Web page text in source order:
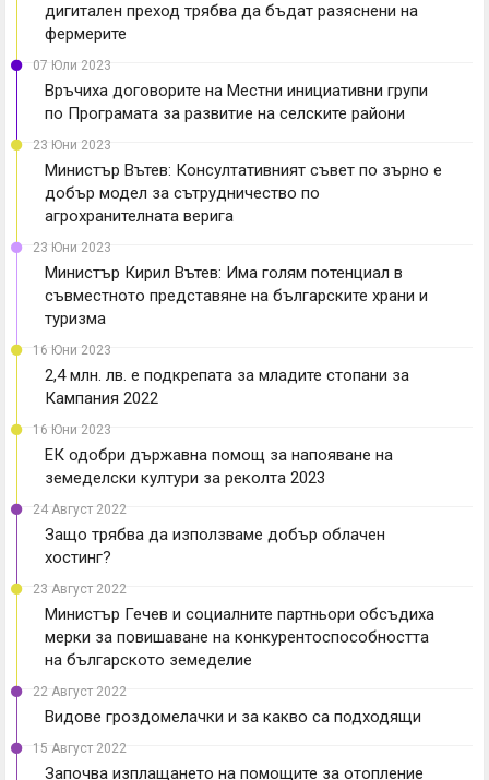
дигитален преход трябва да бъдат разяснени на
фермерите
07 Юли 2023
Връчиха договорите на Местни инициативни групи
по Програмата за развитие на селските райони
23 Юни 2023
Министър Вътев: Консултативният съвет по зърно е
добър модел за сътрудничество по
агрохранителната верига
23 Юни 2023
Министър Кирил Вътев: Има голям потенциал в
съвместното представяне на българските храни и
туризма
16 Юни 2023
2,4 млн. лв. е подкрепата за младите стопани за
Кампания 2022
16 Юни 2023
ЕК одобри държавна помощ за напояване на
земеделски култури за реколта 2023
24 Август 2022
Защо трябва да използваме добър облачен
хостинг?
23 Август 2022
Министър Гечев и социалните партньори обсъдиха
мерки за повишаване на конкурентоспособността
на българското земеделие
22 Август 2022
Видове гроздомелачки и за какво са подходящи
15 Август 2022
Започва изплащането на помощите за отопление